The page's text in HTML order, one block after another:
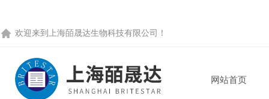
欢迎来到 上海皕晟达生物科技有限公司 ！
网站首页